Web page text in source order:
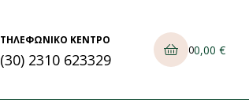
ΤΗΛΕΦΩΝΙΚΟ ΚΕΝΤΡΟ
(30) 2310 623329
00,00 €